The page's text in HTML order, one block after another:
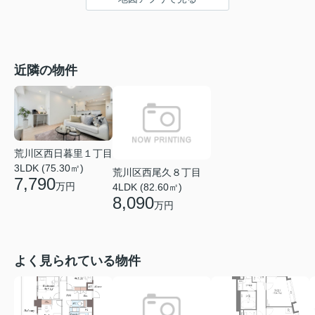
近隣の物件
荒川区西日暮里１丁目
3LDK (75.30㎡)
7,790万円
荒川区西尾久８丁目
4LDK (82.60㎡)
8,090万円
よく見られている物件